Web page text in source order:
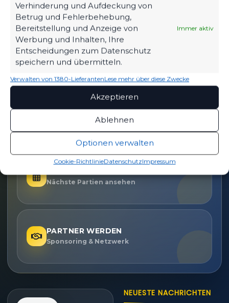
Verhinderung und Aufdeckung von
Betrug und Fehlerbehebung,
Bereitstellung und Anzeige von
Werbung und Inhalten, Ihre
Entscheidungen zum Datenschutz
speichern und übermitteln.
Immer aktiv
Verwalten von 1380-LieferantenLese mehr über diese Zwecke
Akzeptieren
Ablehnen
Optionen verwalten
Cookie-RichtlinieDatenschutzImpressum
OFFIZIELLE VEREINSSEITE
DEIN HEIMSPIEL. DEIN FSV.
Tickets, Spielplan, News und Vereinsinfos – alles
kompakt auf einen Blick.
TICKETS
Eintrittspreise & Spieltag
Nächste Partien ansehen
PARTNER WERDEN
Sponsoring & Netzwerk
NEUESTE NACHRICHTEN